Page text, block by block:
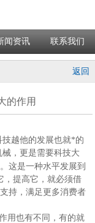
闻资讯 联系我们
返回
的作用
越他的发展也就*的
，更是需要科技大
这是一种水平发展到
，提高它，就必须借
持，满足更多消费者
用也有不同，有的就